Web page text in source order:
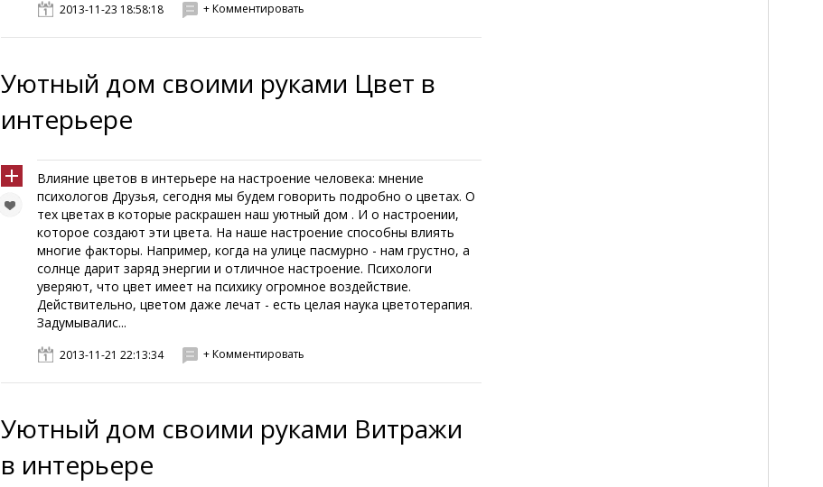
2013-11-23 18:58:18 + Комментировать
Уютный дом своими руками Цвет в
интерьере
Влияние цветов в интерьере на настроение человека: мнение
психологов Друзья, сегодня мы будем говорить подробно о цветах. О
тех цветах в которые раскрашен наш уютный дом . И о настроении,
которое создают эти цвета. На наше настроение способны влиять
многие факторы. Например, когда на улице пасмурно - нам грустно, а
солнце дарит заряд энергии и отличное настроение. Психологи
уверяют, что цвет имеет на психику огромное воздействие.
Действительно, цветом даже лечат - есть целая наука цветотерапия.
Задумывалис...
2013-11-21 22:13:34 + Комментировать
Уютный дом своими руками Витражи
в интерьере